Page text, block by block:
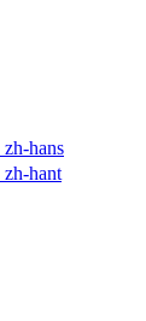
zh-hans
zh-hant